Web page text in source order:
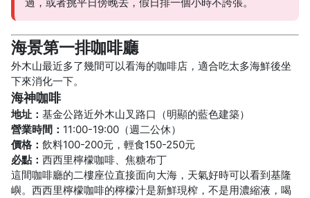
海景第一排咖啡廳
外木山最近多了幾間可以看海的咖啡店，適合吃太多海鮮後坐
下來消化一下。
海神咖啡
地址： 基金公路近外木山叉路口（明顯的藍色建築）
營業時間： 11:00-19:00（週二公休）
價格： 飲料100-200元，輕食150-250元
必點： 西西里檸檬咖啡、焦糖布丁
這間咖啡廳的二樓座位直接面向大海，天氣好時可以看到基隆
嶼。西西里檸檬咖啡的檸檬汁是新鮮現榨，不是用濃縮液，喝